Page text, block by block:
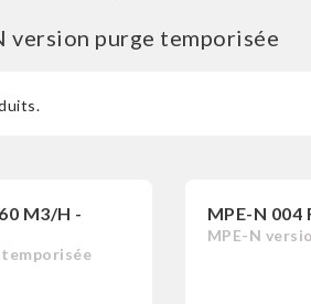
version purge temporisée
M3/H -
MPE-N 004
MPE-N